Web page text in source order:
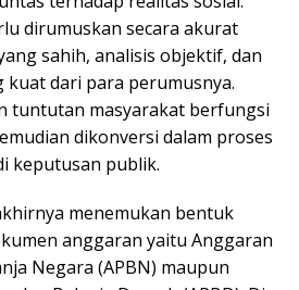
dirumuskan secara akurat
sahih, analisis objektif, dan
dari para perumusnya.
tuntutan masyarakat berfungsi
dikonversi dalam proses
keputusan publik.
menemukan bentuk
anggaran yaitu Anggaran
Negara (APBN) maupun